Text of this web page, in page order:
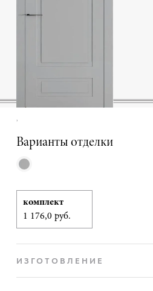
ИЗГОТОВЛЕНИЕ
,
Варианты отделки
комплект
1 176,0 руб.